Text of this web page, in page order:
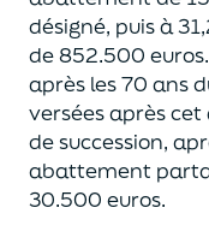
désigné, puis à
de852.500 euros.
après les 70 ans
versées après
de succession,
abattement
30.500 euros.